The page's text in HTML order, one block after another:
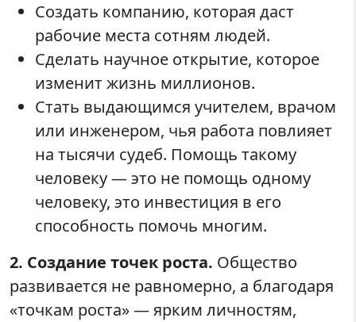
Создать компанию, которая даст
рабочие места сотням людей.
Сделать научное открытие, которое
изменит жизнь миллионов.
Стать выдающимся учителем, врачом
или инженером, чья работа повлияет
на тысячи судеб. Помощь такому
человеку — это не помощь одному
человеку, это инвестиция в его
способность помочь многим.
2. Создание точек роста. Общество
развивается не равномерно, а благодаря
«точкам роста» — ярким личностям,